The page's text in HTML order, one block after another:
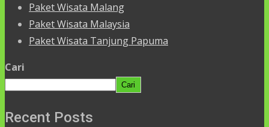
Paket Wisata Malang
Paket Wisata Malaysia
Paket Wisata Tanjung Papuma
Cari
Cari
Recent Posts